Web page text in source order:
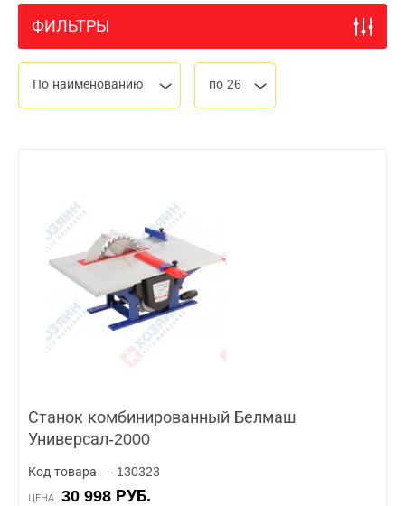
ФИЛЬТРЫ
По наименованию по 26
Станок комбинированный Белмаш
Универсал-2000
Код товара — 130323
ЦЕНА 30 998 РУБ.